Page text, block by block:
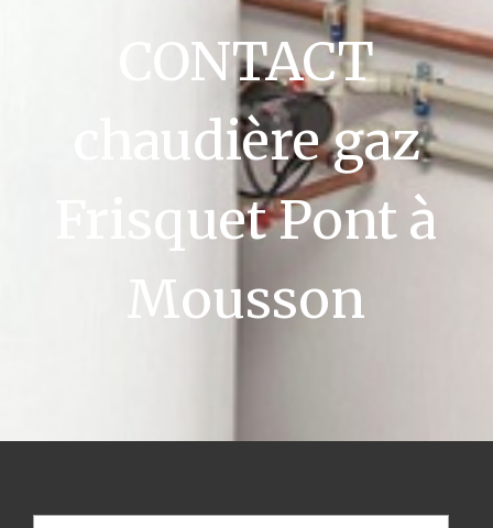
CONTACT
chaudière gaz
Frisquet Pont à
Mousson